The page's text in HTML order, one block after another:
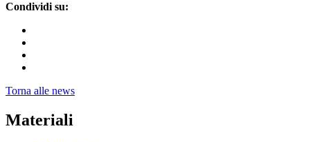
Condividi su:
Torna alle news
Materiali